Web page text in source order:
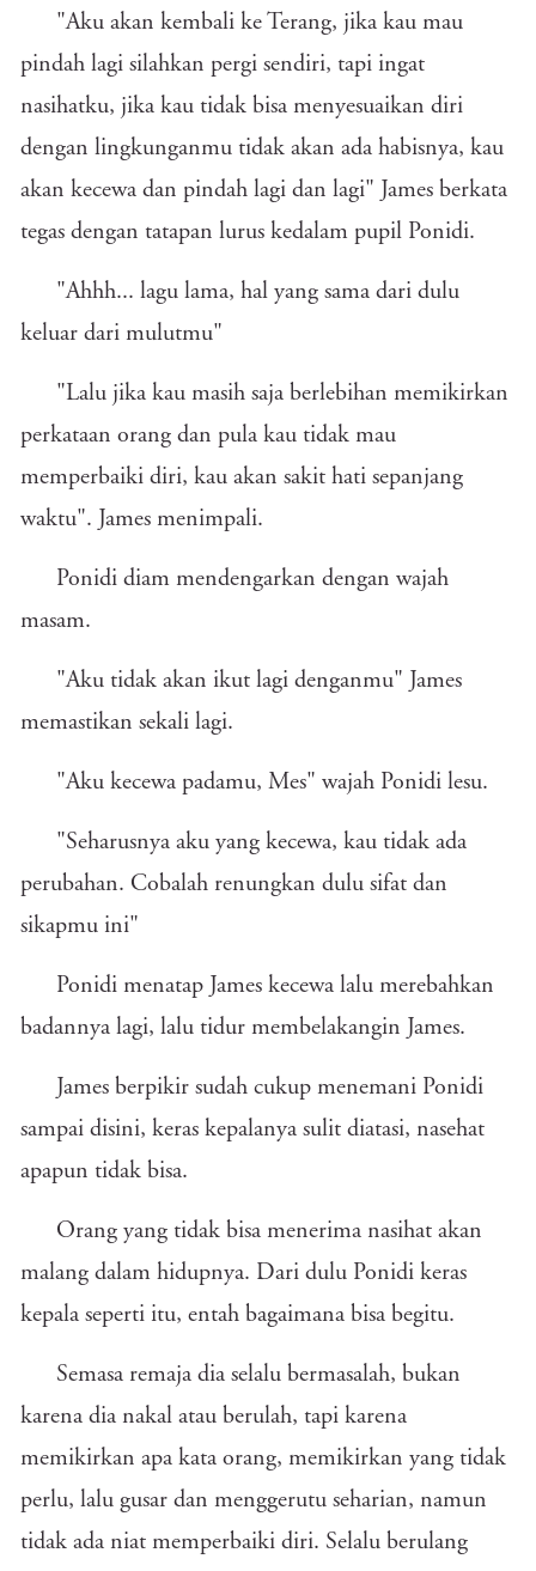
"Aku akan kembali ke Terang, jika kau mau
pindah lagi silahkan pergi sendiri, tapi ingat
nasihatku, jika kau tidak bisa menyesuaikan diri
dengan lingkunganmu tidak akan ada habisnya, kau
akan kecewa dan pindah lagi dan lagi" James berkata
tegas dengan tatapan lurus kedalam pupil Ponidi.
"Ahhh... lagu lama, hal yang sama dari dulu
keluar dari mulutmu"
"Lalu jika kau masih saja berlebihan memikirkan
perkataan orang dan pula kau tidak mau
memperbaiki diri, kau akan sakit hati sepanjang
waktu". James menimpali.
Ponidi diam mendengarkan dengan wajah
masam.
"Aku tidak akan ikut lagi denganmu" James
memastikan sekali lagi.
"Aku kecewa padamu, Mes" wajah Ponidi lesu.
"Seharusnya aku yang kecewa, kau tidak ada
perubahan. Cobalah renungkan dulu sifat dan
sikapmu ini"
Ponidi menatap James kecewa lalu merebahkan
badannya lagi, lalu tidur membelakangin James.
James berpikir sudah cukup menemani Ponidi
sampai disini, keras kepalanya sulit diatasi, nasehat
apapun tidak bisa.
Orang yang tidak bisa menerima nasihat akan
malang dalam hidupnya. Dari dulu Ponidi keras
kepala seperti itu, entah bagaimana bisa begitu.
Semasa remaja dia selalu bermasalah, bukan
karena dia nakal atau berulah, tapi karena
memikirkan apa kata orang, memikirkan yang tidak
perlu, lalu gusar dan menggerutu seharian, namun
tidak ada niat memperbaiki diri. Selalu berulang